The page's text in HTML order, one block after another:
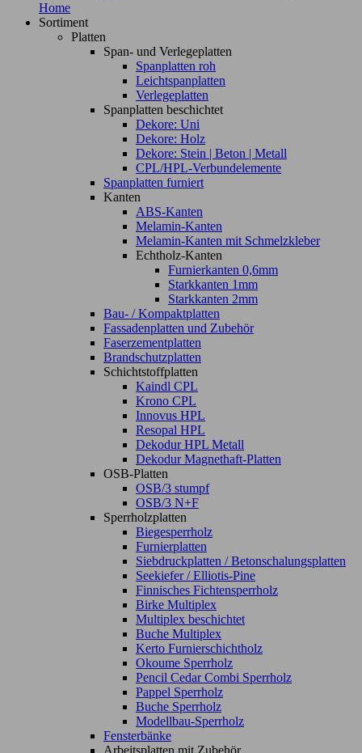
Home
Sortiment
Platten
Span- und Verlegeplatten
Spanplatten roh
Leichtspanplatten
Verlegeplatten
Spanplatten beschichtet
Dekore: Uni
Dekore: Holz
Dekore: Stein | Beton | Metall
CPL/HPL-Verbundelemente
Spanplatten furniert
Kanten
ABS-Kanten
Melamin-Kanten
Melamin-Kanten mit Schmelzkleber
Echtholz-Kanten
Furnierkanten 0,6mm
Starkkanten 1mm
Starkkanten 2mm
Bau- / Kompaktplatten
Fassadenplatten und Zubehör
Faserzementplatten
Brandschutzplatten
Schichtstoffplatten
Kaindl CPL
Krono CPL
Innovus HPL
Resopal HPL
Dekodur HPL Metall
Dekodur Magnethaft-Platten
OSB-Platten
OSB/3 stumpf
OSB/3 N+F
Sperrholzplatten
Biegesperrholz
Furnierplatten
Siebdruckplatten / Betonschalungsplatten
Seekiefer / Elliotis-Pine
Finnisches Fichtensperrholz
Birke Multiplex
Multiplex beschichtet
Buche Multiplex
Kerto Furnierschichtholz
Okoume Sperrholz
Pencil Cedar Combi Sperrholz
Pappel Sperrholz
Buche Sperrholz
Modellbau-Sperrholz
Fensterbänke